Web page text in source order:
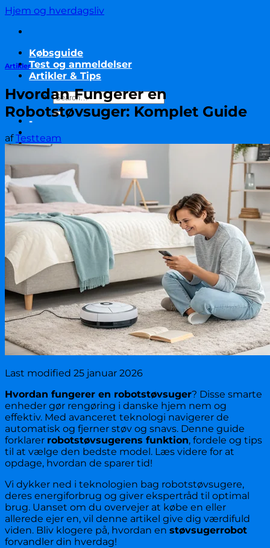
Fortsæt
indhold
Hjem og hverdagsliv
Købsguide
Test og anmeldelser
Artikler & Tips
-
-
Artikler
Hvordan Fungerer en
Robotstøvsuger: Komplet Guide
afTestteam
Last modified 25 januar 2026
Hvordan fungerer en robotstøvsuger? Disse smarte
enheder gør rengøring i danske hjem nem og
effektiv. Med avanceret teknologi navigerer de
automatisk og fjerner støv og snavs. Denne guide
forklarer robotstøvsugerens funktion, fordele og tips
til at vælge den bedste model. Læs videre for at
opdage, hvordan de sparer tid!
Vi dykker ned i teknologien bag robotstøvsugere,
deres energiforbrug og giver ekspertråd til optimal
brug. Uanset om du overvejer at købe en eller
allerede ejer en, vil denne artikel give dig værdifuld
viden. Bliv klogere på, hvordan en støvsugerrobot
forvandler din hverdag!